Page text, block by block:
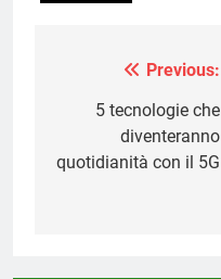
Navigazione
articoli
Previous:
5 tecnologie che
diventeranno
quotidianità con il 5G